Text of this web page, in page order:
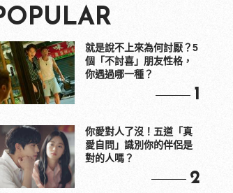
就是說不上來為何討厭？5
個「不討喜」朋友性格，
你遇過哪一種？
1
你愛對人了沒！五道「真
愛自問」識別你的伴侶是
對的人嗎？
2